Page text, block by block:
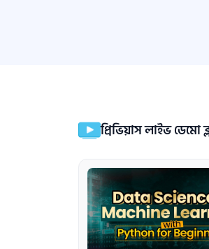
প্রিভিয়াস লাইভ ডেমো